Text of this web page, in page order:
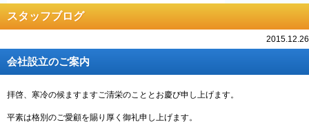
スタッフブログ
2015.12.26
会社設立のご案内
拝啓、寒冷の候ますますご清栄のこととお慶び申し上げます。
平素は格別のご愛顧を賜り厚く御礼申し上げます。